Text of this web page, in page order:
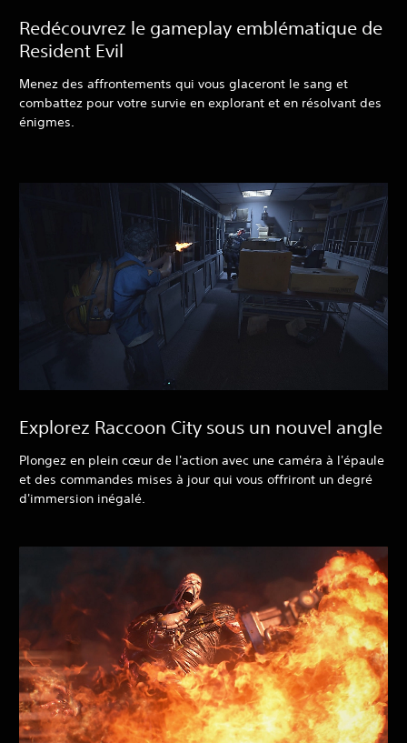
Redécouvrez le gameplay emblématique de
Resident Evil
Menez des affrontements qui vous glaceront le sang et
combattez pour votre survie en explorant et en résolvant des
énigmes.
Explorez Raccoon City sous un nouvel angle
Plongez en plein cœur de l'action avec une caméra à l'épaule
et des commandes mises à jour qui vous offriront un degré
d'immersion inégalé.